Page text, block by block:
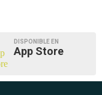
DISPONIBLE EN
App Store